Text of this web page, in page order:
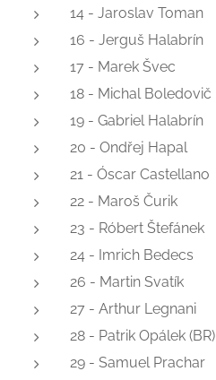
14 - Jaroslav Toman
16 - Jerguš Halabrín
17 - Marek Švec
18 - Michal Boledovič
19 - Gabriel Halabrín
20 - Ondřej Hapal
21 - Óscar Castellano
22 - Maroš Čurik
23 - Róbert Štefánek
24 - Imrich Bedecs
26 - Martin Svatík
27 - Arthur Legnani
28 - Patrik Opálek (BR)
29 - Samuel Prachar